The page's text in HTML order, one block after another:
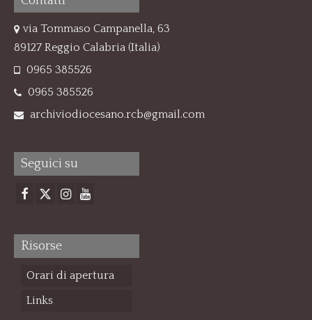
via Tommaso Campanella, 63
89127 Reggio Calabria (Italia)
0965 385526
0965 385526
archiviodiocesano.rcb@gmail.com
Seguici su
Risorse
Orari di apertura
Links